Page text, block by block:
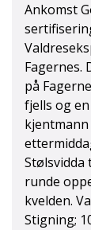
Ankomst
Fagernes.
på
fjells og
runde
kvelden.
Stigning;